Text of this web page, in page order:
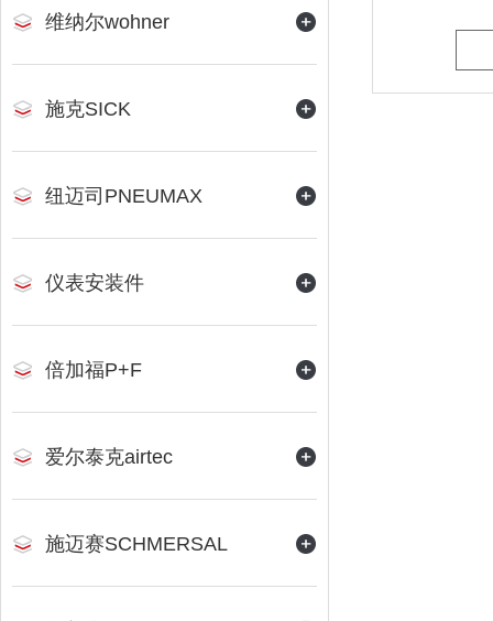
维纳尔wohner
施克SICK
纽迈司PNEUMAX
仪表安装件
倍加福P+F
爱尔泰克airtec
施迈赛SCHMERSAL